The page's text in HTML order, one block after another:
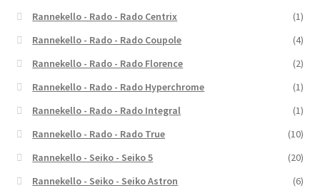
Rannekello - Rado - Rado Centrix
(1)
Rannekello - Rado - Rado Coupole
(4)
Rannekello - Rado - Rado Florence
(2)
Rannekello - Rado - Rado Hyperchrome
(1)
Rannekello - Rado - Rado Integral
(1)
Rannekello - Rado - Rado True
(10)
Rannekello - Seiko - Seiko 5
(20)
Rannekello - Seiko - Seiko Astron
(6)